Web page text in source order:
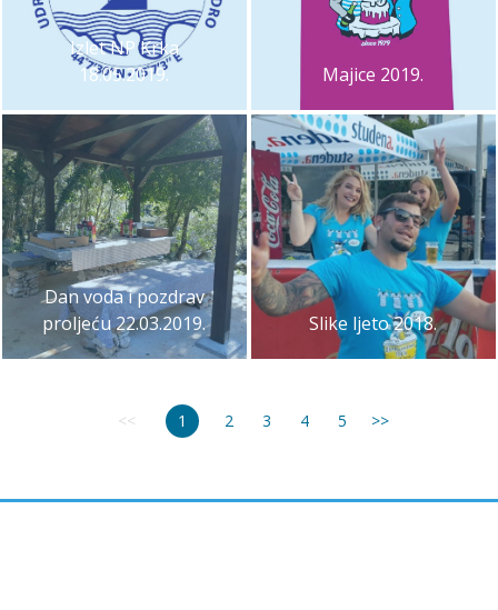
Izlet NP Krka
18.05.2019.
Majice 2019.
Dan voda i pozdrav
proljeću 22.03.2019.
Slike ljeto 2018.
<< 1 2 3 4 5 >>